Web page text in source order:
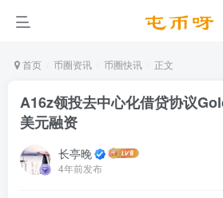
首页 币圈资讯 币圈快讯 正文
A16z领投去中心化借贷协议
美元融资
长亭晚
4年前发布